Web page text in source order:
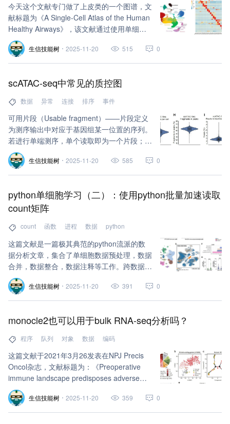
今天这个文献专门做了上皮类的一个图谱，文
献标题为《A Single-Cell Atlas of the Human
Healthy Airways》，该文献通过使用单细胞
RNA测序分析，研究沿气道分布的不同细胞
群体及其转录变化。由此构建的细胞图谱中，
上皮细胞占很高比例（89.1%），免疫细胞
在气道的不同区域比例各异。
生信技能树 2025-11-20 515 0
scATAC-seq中常见的质控图
数据 异常 连接 排序 事件
可用片段（Usable fragment）——片段定义
为测序输出中对应于基因组某一位置的序列。
若进行单端测序，单个读取即为一个片段；若
进行双端测序，一对读取视为一个片段。当片
段通过ChIP-seq标准化处理流程中的各项过
滤标准时，即被判定为可用片段。该指标用于
生信技能树 2025-11-20 585 0
python单细胞学习（二）：使用python批量加速读取
count矩阵
count 函数 进程 数据 python
这篇文献是一篇极其典范的python流派的数
据分析文章，集合了单细胞数据预处理，数据
合并，数据整合，数据注释等工作。跨数据集
和大数据量！应该有很多细节值得学习，更特
别的是注释工作，做这样的一个大数据量的图
谱类细胞类型注释，可以看看里面到底是如何
生信技能树 2025-11-20 391 0
monocle2也可以用于bulk RNA-seq分析吗？
程序 队列 对象 数据 编码
这篇文献于2021年3月26发表在NPJ Precis
Oncol杂志，文献标题为：《Preoperative
immune landscape predisposes adverse
outcomes in hepatocellular carcinoma
patients with liver transplantation》。
生信技能树 2025-11-20 359 0